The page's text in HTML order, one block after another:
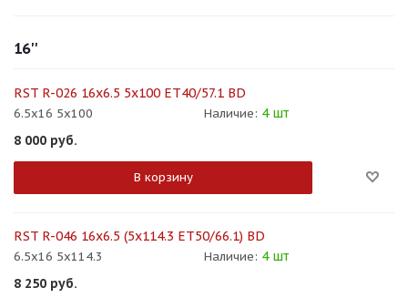
16''
RST R-026 16x6.5 5x100 ET40/57.1 BD
6.5x16 5x100 Наличие: 4 шт
8 000 руб.
В корзину
RST R-046 16x6.5 (5x114.3 ET50/66.1) BD
6.5x16 5x114.3 Наличие: 4 шт
8 250 руб.